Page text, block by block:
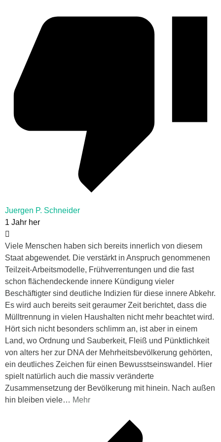
Juergen P. Schneider
1 Jahr her
Viele Menschen haben sich bereits innerlich von diesem
Staat abgewendet. Die verstärkt in Anspruch genommenen
Teilzeit-Arbeitsmodelle, Frühverrentungen und die fast
schon flächendeckende innere Kündigung vieler
Beschäftigter sind deutliche Indizien für diese innere Abkehr.
Es wird auch bereits seit geraumer Zeit berichtet, dass die
Mülltrennung in vielen Haushalten nicht mehr beachtet wird.
Hört sich nicht besonders schlimm an, ist aber in einem
Land, wo Ordnung und Sauberkeit, Fleiß und Pünktlichkeit
von alters her zur DNA der Mehrheitsbevölkerung gehörten,
ein deutliches Zeichen für einen Bewusstseinswandel. Hier
spielt natürlich auch die massiv veränderte
Zusammensetzung der Bevölkerung mit hinein. Nach außen
hin bleiben viele… Mehr